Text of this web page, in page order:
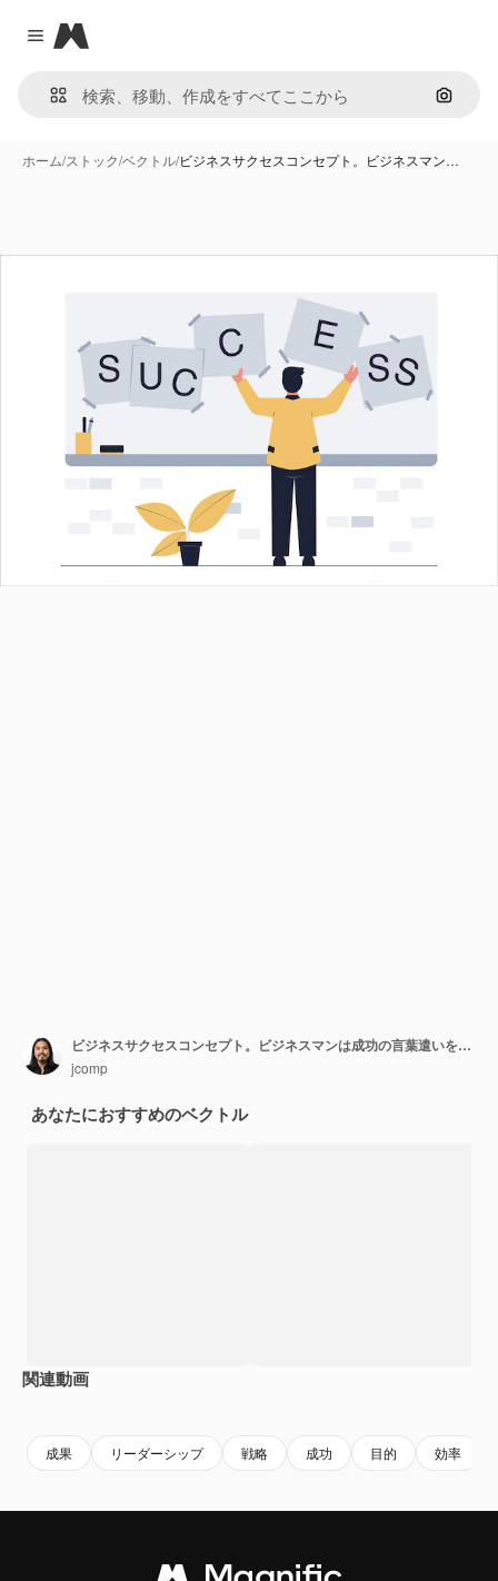
Close menu
Magnific
画像で
ホーム/ストック/ベクトル/ビジネスサクセスコンセプト。ビジネスマン…
ビジネスサクセスコンセプト。ビジネスマンは成功の言葉遣いを並べ替えます
jcomp
あなたにおすすめのベクトル
関連動画
成果 リーダーシップ 戦略 成功 目的 効率